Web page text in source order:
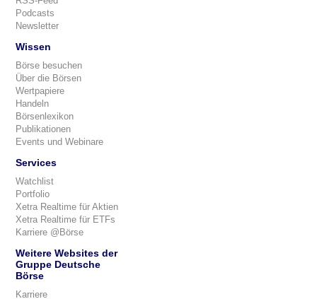
Podcasts
Newsletter
Wissen
Börse besuchen
Über die Börsen
Wertpapiere
Handeln
Börsenlexikon
Publikationen
Events und Webinare
Services
Watchlist
Portfolio
Xetra Realtime für Aktien
Xetra Realtime für ETFs
Karriere @Börse
Weitere Websites der
Gruppe Deutsche
Börse
Karriere